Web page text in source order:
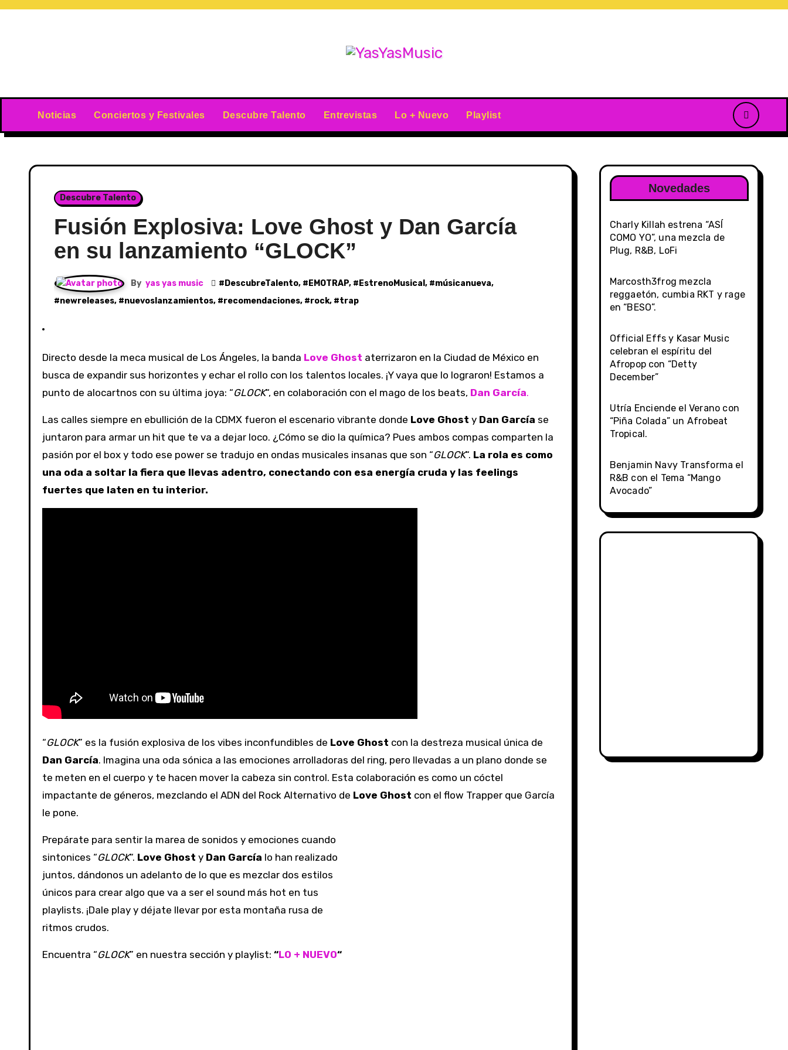
Skip
Noticias Conciertos y Festivales Descubre Talento Entrevistas Lo + Nuevo Playlist
Descubre Talento
Fusión Explosiva: Love Ghost y Dan García
en su lanzamiento “GLOCK”
By yas yas music # DescubreTalento, # EMOTRAP, # EstrenoMusical , #músicanueva,
#newreleases, #nuevoslanzamientos, #recomendaciones, #rock, #trap
Directo desde la meca musical de Los Ángeles, la banda Love Ghost aterrizaron en la Ciudad de México en
busca de expandir sus horizontes y echar el rollo con los talentos locales. ¡Y vaya que lo lograron! Estamos a
punto de alocartnos con su última joya: “GLOCK“, en colaboración con el mago de los beats, Dan García.
Las calles siempre en ebullición de la CDMX fueron el escenario vibrante donde Love Ghost y Dan García se
juntaron para armar un hit que te va a dejar loco. ¿Cómo se dio la química? Pues ambos compas comparten la
pasión por el box y todo ese power se tradujo en ondas musicales insanas que son “GLOCK“. La rola es como
una oda a soltar la fiera que llevas adentro, conectando con esa energía cruda y las feelings
fuertes que laten en tu interior.
“GLOCK” es la fusión explosiva de los vibes inconfundibles de Love Ghost con la destreza musical única de
Dan García. Imagina una oda sónica a las emociones arrolladoras del ring, pero llevadas a un plano donde se
te meten en el cuerpo y te hacen mover la cabeza sin control. Esta colaboración es como un cóctel
impactante de géneros, mezclando el ADN del Rock Alternativo de Love Ghost con el flow Trapper que García
le pone.
Prepárate para sentir la marea de sonidos y emociones cuando
sintonices “GLOCK“. Love Ghost y Dan García lo han realizado
juntos, dándonos un adelanto de lo que es mezclar dos estilos
únicos para crear algo que va a ser el sound más hot en tus
playlists. ¡Dale play y déjate llevar por esta montaña rusa de
ritmos crudos.
Encuentra “GLOCK” en nuestra sección y playlist: “LO + NUEVO“
Novedades
Charly Killah estrena “ASÍ
COMO YO”, una mezcla de
Plug, R&B, LoFi
Marcosth3frog mezcla
reggaetón, cumbia RKT y rage
en “BESO”.
Official Effs y Kasar Music
celebran el espíritu del
Afropop con “Detty
December”
Utría Enciende el Verano con
“Piña Colada” un Afrobeat
Tropical.
Benjamin Navy Transforma el
R&B con el Tema “Mango
Avocado”